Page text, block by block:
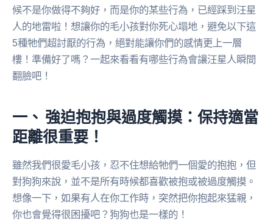
候不是你做得不夠好，而是你的某些行為，已經踩到汪星
人的地雷啦！想讓你的毛小孩對你死心塌地，避免以下這
5種牠們超討厭的行為，絕對能讓你們的感情更上一層
樓！準備好了嗎？一起來看看有哪些行為會讓汪星人瞬間
翻臉吧！
一、 強迫抱抱與過度觸摸：保持適當
距離很重要！
雖然我們很愛毛小孩，忍不住想給牠們一個愛的抱抱，但
對狗狗來說，並不是所有時候都喜歡被抱或被過度觸摸。
想像一下，如果有人在你工作時，突然把你抱起來猛親，
你也會覺得很困擾吧？狗狗也是一樣的！